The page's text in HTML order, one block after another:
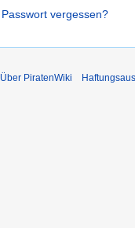
Passwort vergessen?
Über PiratenWiki